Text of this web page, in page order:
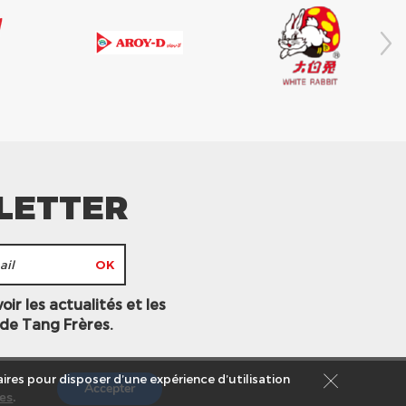
les actualités et les
Tang Frères.
légales
pour disposer d’une expérience d’utilisation
. Accepter